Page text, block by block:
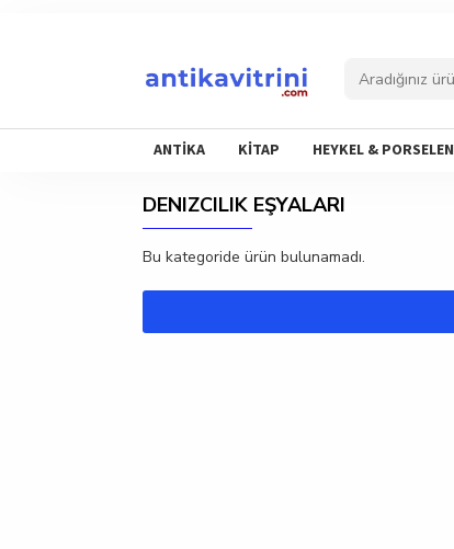
ANTİKA KİTAP HEYKEL & PORSELEN
DENIZCILIK EŞYALARI
Bu kategoride ürün bulunamadı.